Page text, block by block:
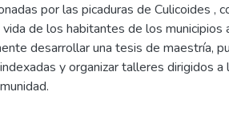
por las picaduras de Culicoides ,
de los habitantes de los municipios
desarrollar una tesis de maestría,
y organizar talleres dirigidos a